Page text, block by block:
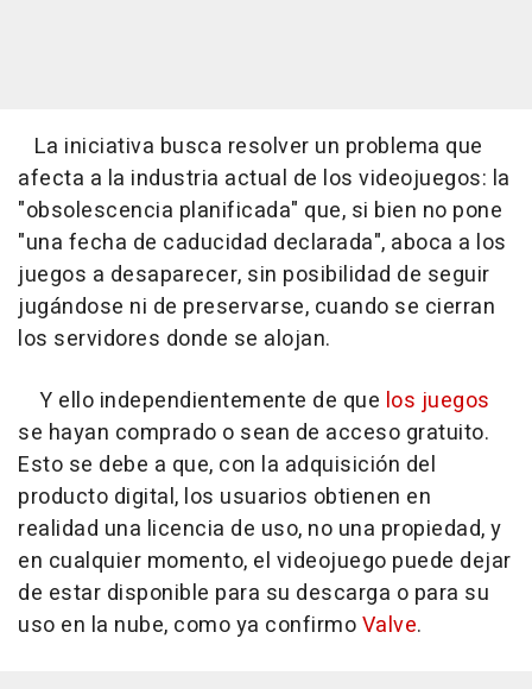
La iniciativa busca resolver un problema que
afecta a la industria actual de los videojuegos: la
"obsolescencia planificada" que, si bien no pone
"una fecha de caducidad declarada", aboca a los
juegos a desaparecer, sin posibilidad de seguir
jugándose ni de preservarse, cuando se cierran
los servidores donde se alojan.
Y ello independientemente de que los juegos
se hayan comprado o sean de acceso gratuito.
Esto se debe a que, con la adquisición del
producto digital, los usuarios obtienen en
realidad una licencia de uso, no una propiedad, y
en cualquier momento, el videojuego puede dejar
de estar disponible para su descarga o para su
uso en la nube, como ya confirmoValve.